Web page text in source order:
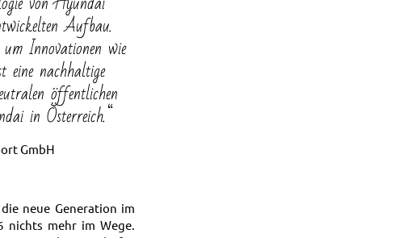
Aufbau.
Innovationen wie
nachhaltige
öffentlichen
in Österreich.“
GmbH
neue Generation im
nichts mehr im Wege.